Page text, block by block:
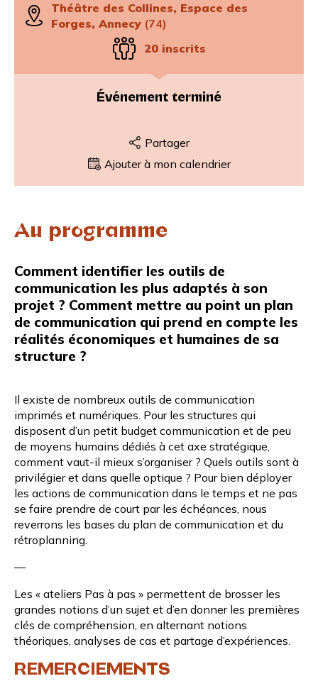
Théâtre des Collines, Espace des
Forges, Annecy (74)
20 inscrits
Événement terminé
Partager
Ajouter à mon calendrier
Au programme
Comment identifier les outils de
communication les plus adaptés à son
projet ? Comment mettre au point un plan
de communication qui prend en compte les
réalités économiques et humaines de sa
structure ?
Il existe de nombreux outils de communication
imprimés et numériques. Pour les structures qui
disposent d’un petit budget communication et de peu
de moyens humains dédiés à cet axe stratégique,
comment vaut-il mieux s’organiser ? Quels outils sont à
privilégier et dans quelle optique ? Pour bien déployer
les actions de communication dans le temps et ne pas
se faire prendre de court par les échéances, nous
reverrons les bases du plan de communication et du
rétroplanning.
—
Les « ateliers Pas à pas » permettent de brosser les
grandes notions d’un sujet et d’en donner les premières
clés de compréhension, en alternant notions
théoriques, analyses de cas et partage d’expériences.
REMERCIEMENTS